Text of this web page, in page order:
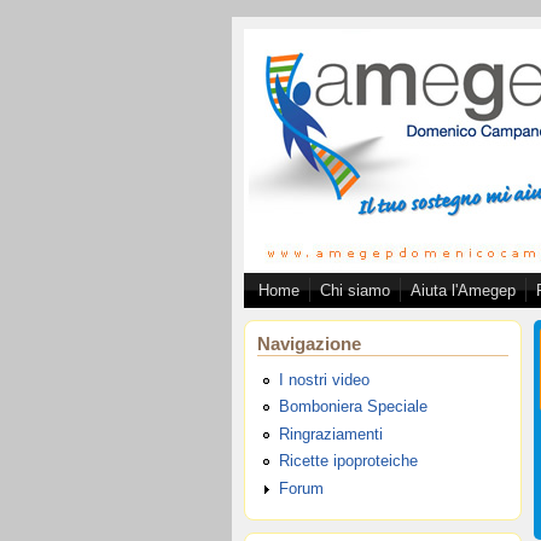
Associazione
Home Chi siamo Aiuta l'Amegep
Navigazione
I nostri video
Bomboniera Speciale
Ringraziamenti
Ricette ipoproteiche
Forum